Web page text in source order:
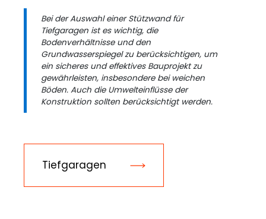
Bei der Auswahl einer Stützwand für
Tiefgaragen ist es wichtig, die
Bodenverhältnisse und den
Grundwasserspiegel zu berücksichtigen, um
ein sicheres und effektives Bauprojekt zu
gewährleisten, insbesondere bei weichen
Böden. Auch die Umwelteinflüsse der
Konstruktion sollten berücksichtigt werden.
Tiefgaragen